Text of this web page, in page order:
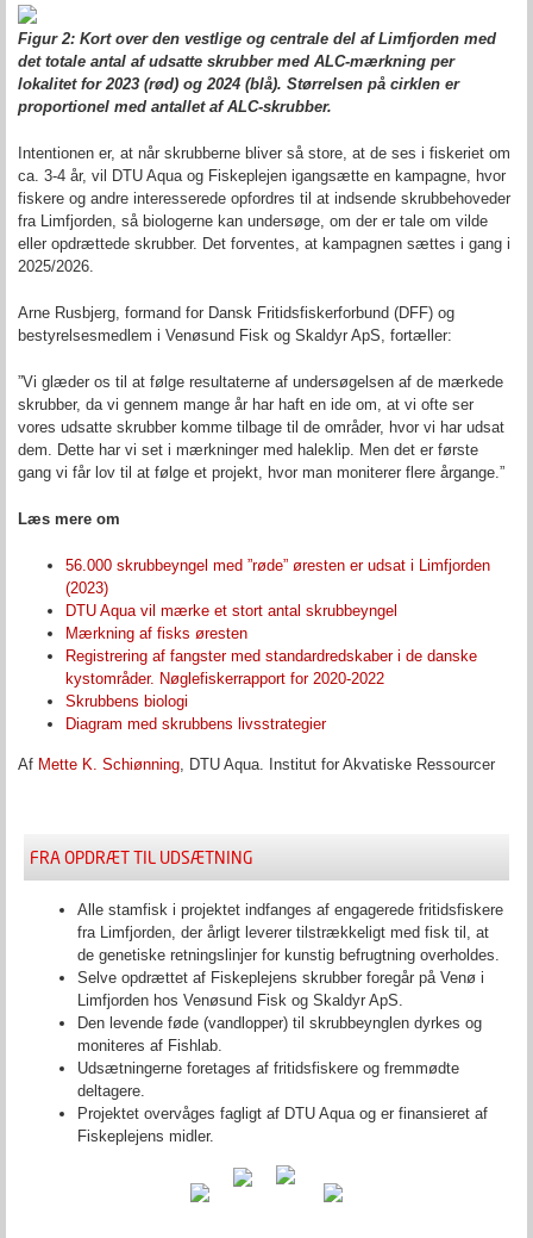
Figur 2: Kort over den vestlige og centrale del af Limfjorden med
det totale antal af udsatte skrubber med ALC-mærkning per
lokalitet for 2023 (rød) og 2024 (blå). Størrelsen på cirklen er
proportionel med antallet af ALC-skrubber.
Intentionen er, at når skrubberne bliver så store, at de ses i fiskeriet om
ca. 3-4 år, vil DTU Aqua og Fiskeplejen igangsætte en kampagne, hvor
fiskere og andre interesserede opfordres til at indsende skrubbehoveder
fra Limfjorden, så biologerne kan undersøge, om der er tale om vilde
eller opdrættede skrubber. Det forventes, at kampagnen sættes i gang i
2025/2026.
Arne Rusbjerg, formand for Dansk Fritidsfiskerforbund (DFF) og
bestyrelsesmedlem i Venøsund Fisk og Skaldyr ApS, fortæller:
”Vi glæder os til at følge resultaterne af undersøgelsen af de mærkede
skrubber, da vi gennem mange år har haft en ide om, at vi ofte ser
vores udsatte skrubber komme tilbage til de områder, hvor vi har udsat
dem. Dette har vi set i mærkninger med haleklip. Men det er første
gang vi får lov til at følge et projekt, hvor man moniterer flere årgange.”
Læs mere om
56.000 skrubbeyngel med ”røde” øresten er udsat i Limfjorden
(2023)
DTU Aqua vil mærke et stort antal skrubbeyngel
Mærkning af fisks øresten
Registrering af fangster med standardredskaber i de danske
kystområder. Nøglefiskerrapport for 2020-2022
Skrubbens biologi
Diagram med skrubbens livsstrategier
Af Mette K. Schiønning , DTU Aqua. Institut for Akvatiske Ressourcer
FRA OPDRÆT TIL UDSÆTNING
Alle stamfisk i projektet indfanges af engagerede fritidsfiskere
fra Limfjorden, der årligt leverer tilstrækkeligt med fisk til, at
de genetiske retningslinjer for kunstig befrugtning overholdes.
Selve opdrættet af Fiskeplejens skrubber foregår på Venø i
Limfjorden hos Venøsund Fisk og Skaldyr ApS.
Den levende føde (vandlopper) til skrubbeynglen dyrkes og
moniteres af Fishlab.
Udsætningerne foretages af fritidsfiskere og fremmødte
deltagere.
Projektet overvåges fagligt af DTU Aqua og er finansieret af
Fiskeplejens midler.